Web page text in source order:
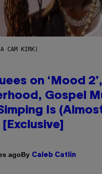
CAM KIRK)
on ‘Mood 2’,
Gospel
Is
agoBy Caleb Catlin